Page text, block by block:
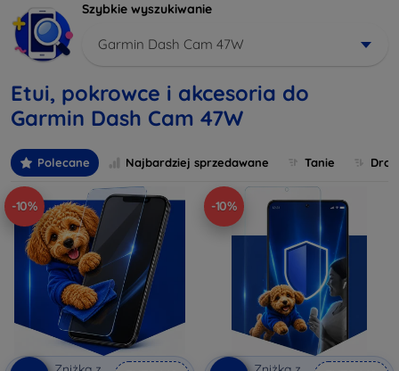
Szybkie wyszukiwanie
Garmin Dash Cam 47W
Etui, pokrowce i akcesoria do
Garmin Dash Cam 47W
Polecane Najbardziej sprzedawane Tanie
-10% -10%